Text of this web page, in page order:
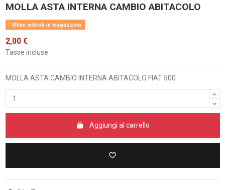
MOLLA ASTA INTERNA CAMBIO ABITACOLO
Ultimi articoli in magazzino
2,00 €
Tasse incluse
MOLLA ASTA CAMBIO INTERNA ABITACOLO FIAT 500
Aggiungi al carrello